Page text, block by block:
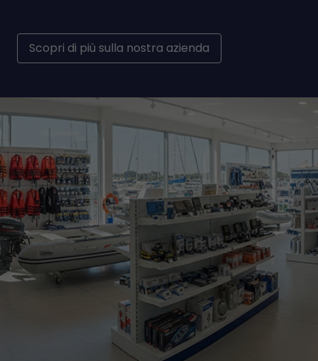
Scopri di più sulla nostra azienda